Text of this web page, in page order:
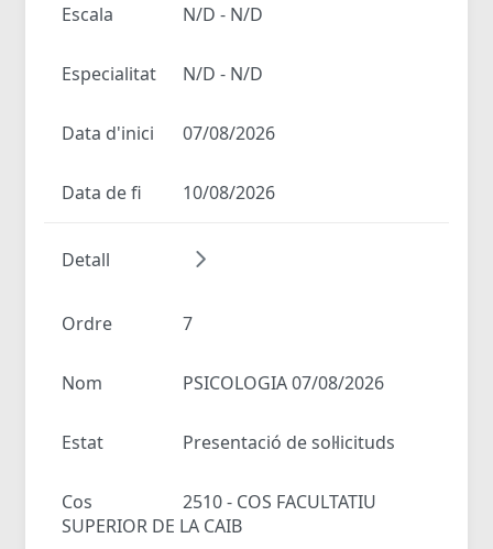
Escala N/D - N/D
Especialitat N/D - N/D
Data d'inici 07/08/2026
Data de fi 10/08/2026
Detall
Ordre 7
Nom PSICOLOGIA 07/08/2026
Estat Presentació de sol·licituds
Cos
2510 - COS FACULTATIU
SUPERIOR DE LA CAIB